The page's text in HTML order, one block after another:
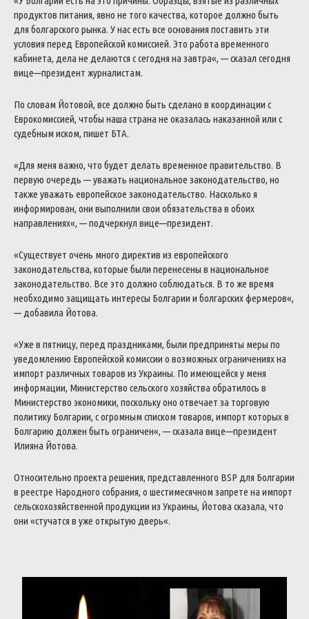
продуктов питания, явно не того качества, которое должно быть
для болгарского рынка. Унасесть все основания поставить эти
условия перед Европейской комиссией. Это работа временного
кабинета, дела не делаются ссегодня на завтра«, —сказал сегодня
вице—президент журналистам.
По словам Йотовой, все должно быть сделано в координации с
Еврокомиссией, чтобы наша страна не оказалась наказанной или с
судебным иском, пишет БТА.
«Для меня важно, что будет делать временное правительство. В
первую очередь —уважать национальное законодательство, но
также уважать европейское законодательство. Насколько я
информирован, они выполнили свои обязательства в обоих
направлениях«, —подчеркнул вице—президент.
«Существует очень много директив из европейского
законодательства, которые были перенесены в национальное
законодательство. Все это должно соблюдаться. В то же время
необходимо защищать интересы Болгарии и болгарскихфермеров«,
— добавила Йотова.
«Уже в пятницу, перед праздниками, были предприняты меры по
уведомлению Европейской комиссии о возможныхограниченияхна
импорт различных товаров из Украины. По имеющейся у меня
информации, Министерство сельского хозяйства обратилось в
Министерство экономики, посколькуоно отвечает за торговую
политику Болгарии, согромным списком товаров, импорт которыхв
Болгарию должен быть ограничен«, —сказала вице—президент
Илияна Йотова.
Относительно проекта решения, представленного BSP для Болгарии
в реестре Народного собрания, о шестимесячном запрете на импорт
сельскохозяйственной продукции из Украины, Йотова сказала, что
они «стучатся в уже открытую дверь«.